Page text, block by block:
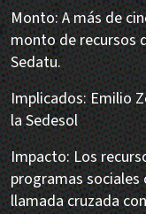
Monto: A más de
monto de recursos
Sedatu.
Implicados: Emilio
la Sedesol
Impacto: Los
programas sociales
llamada cruzada